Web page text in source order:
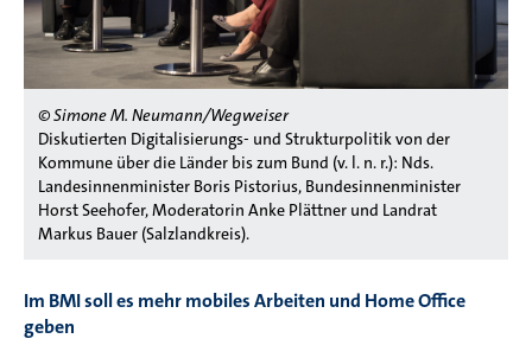
© Simone M. Neumann/Wegweiser
Diskutierten Digitalisierungs- und Strukturpolitik von der
Kommune über die Länder bis zum Bund (v. l. n. r.): Nds.
Landesinnenminister Boris Pistorius, Bundesinnenminister
Horst Seehofer, Moderatorin Anke Plättner und Landrat
Markus Bauer (Salzlandkreis).
Im BMI soll es mehr mobiles Arbeiten und Home Office
geben